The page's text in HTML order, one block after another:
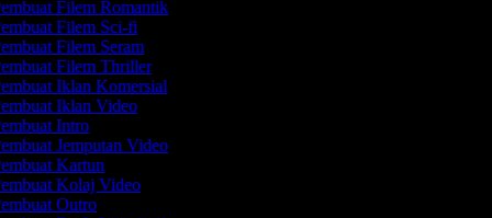
Filem Romantik
Filem Sci-fi
Filem Seram
Filem Thriller
Iklan Komersial
Iklan Video
Intro
Jemputan Video
Kartun
Kolaj Video
Outro